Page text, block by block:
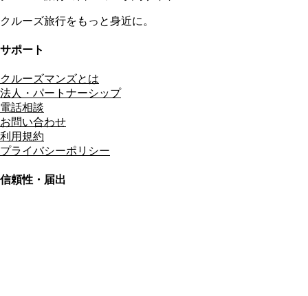
クルーズ旅行をもっと身近に。
サポート
クルーズマンズとは
法人・パートナーシップ
電話相談
お問い合わせ
利用規約
プライバシーポリシー
信頼性・届出